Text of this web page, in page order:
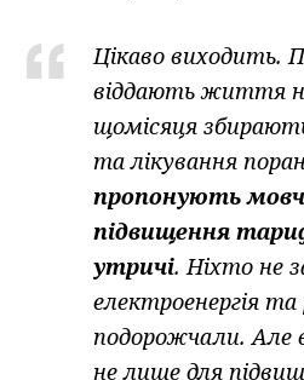
Цікаво виходить.
віддають життя
щомісяця
та лікування
пропонують
підвищення
утричі. Ніхто не
електроенергія
подорожчали. Але
не лише для